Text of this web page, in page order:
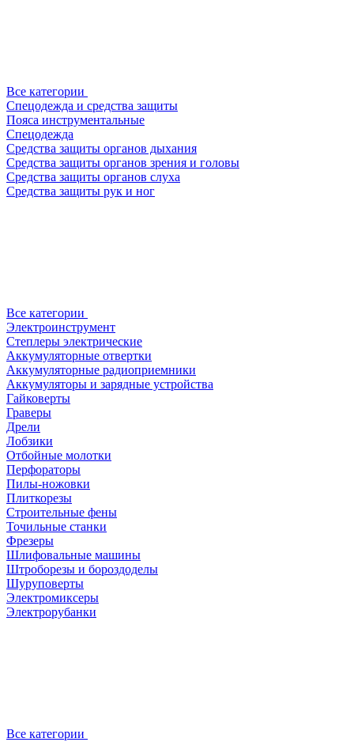
Все категории
Спецодежда и средства защиты
Пояса инструментальные
Спецодежда
Средства защиты органов дыхания
Средства защиты органов зрения и головы
Средства защиты органов слуха
Средства защиты рук и ног
Все категории
Электроинструмент
Степлеры электрические
Аккумуляторные отвертки
Аккумуляторные радиоприемники
Аккумуляторы и зарядные устройства
Гайковерты
Граверы
Дрели
Лобзики
Отбойные молотки
Перфораторы
Пилы-ножовки
Плиткорезы
Строительные фены
Точильные станки
Фрезеры
Шлифовальные машины
Штроборезы и бороздоделы
Шуруповерты
Электромиксеры
Электрорубанки
Все категории